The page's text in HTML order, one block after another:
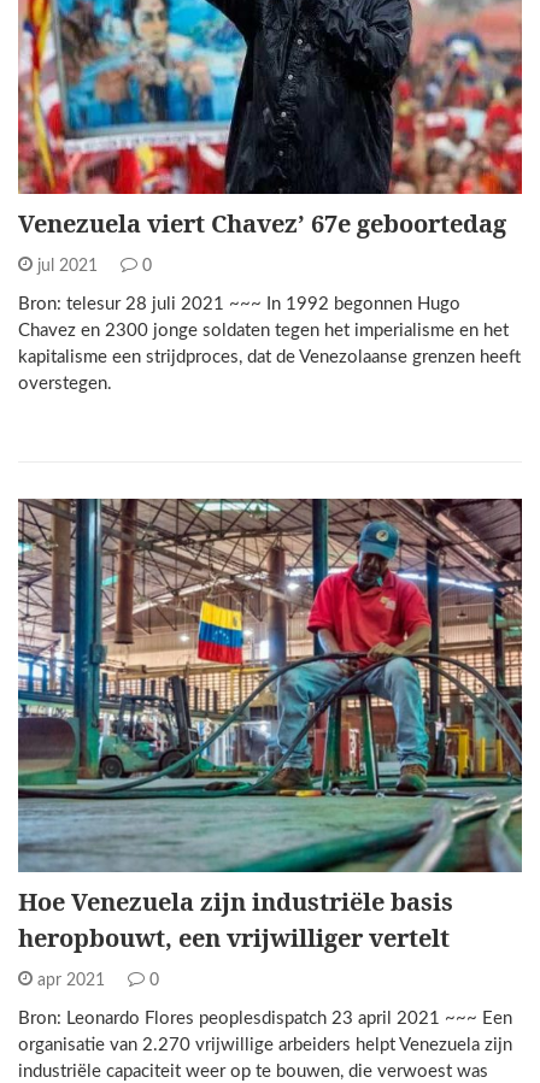
Venezuela viert Chavez’ 67e geboortedag
jul 2021 0
Bron: telesur 28 juli 2021 ~~~ In 1992 begonnen Hugo
Chavez en 2300 jonge soldaten tegen het imperialisme en het
kapitalisme een strijdproces, dat de Venezolaanse grenzen heeft
overstegen.
Hoe Venezuela zijn industriële basis
heropbouwt, een vrijwilliger vertelt
apr 2021 0
Bron: Leonardo Flores peoplesdispatch 23 april 2021 ~~~ Een
organisatie van 2.270 vrijwillige arbeiders helpt Venezuela zijn
industriële capaciteit weer op te bouwen, die verwoest was